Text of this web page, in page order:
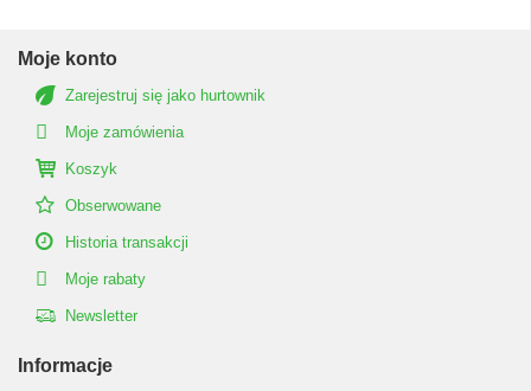
Moje konto
Zarejestruj się jako hurtownik
Moje zamówienia
Koszyk
Obserwowane
Historia transakcji
Moje rabaty
Newsletter
Informacje